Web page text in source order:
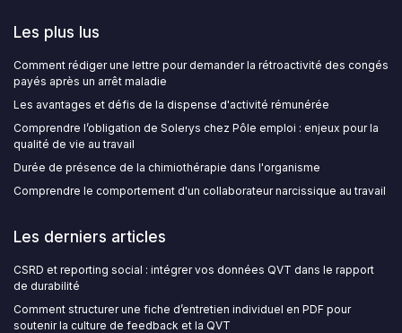
Les plus lus
Comment rédiger une lettre pour demander la rétroactivité des congés
payés après un arrêt maladie
Les avantages et défis de la dispense d'activité rémunérée
Comprendre l’obligation de Solerys chez Pôle emploi : enjeux pour la
qualité de vie au travail
Durée de présence de la chimiothérapie dans l'organisme
Comprendre le comportement d'un collaborateur narcissique au travail
Les derniers articles
CSRD et reporting social : intégrer vos données QVT dans le rapport
de durabilité
Comment structurer une fiche d’entretien individuel en PDF pour
soutenir la culture de feedback et la QVT